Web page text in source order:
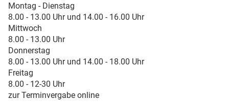
Montag - Dienstag
8.00 - 13.00 Uhr und 14.00 - 16.00 Uhr
Mittwoch
8.00 - 13.00 Uhr
Donnerstag
8.00 - 13.00 Uhr und 14.00 - 18.00 Uhr
Freitag
8.00 - 12-30 Uhr
zur Terminvergabe online